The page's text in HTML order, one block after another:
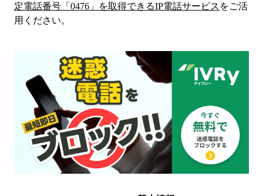
定電話番号「 0476 」を取得できるIP電話サービス をご活
用ください。